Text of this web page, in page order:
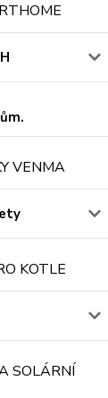
VENMA
KOTLE
SOLÁRNÍ